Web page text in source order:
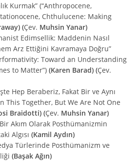
Kurmak” (“Anthropocene,
Chthulucene: Making
(Çev. Muhsin Yanar)
Edimsellik: Maddenin Nasıl
Arz Ettiğini Kavramaya Doğru”
Toward an Understanding
to Matter”)(Karen Barad) (Çev.
İşte Hep Beraberiz, Fakat Bir ve Aynı
In This Together, But We Are Not One
Braidotti) (Çev. Muhsin Yanar)
Akım Olarak Posthümanizmin
Algısı(Kamil Aydın)
Türlerinde Posthümanizm ve
(Başak Ağın)